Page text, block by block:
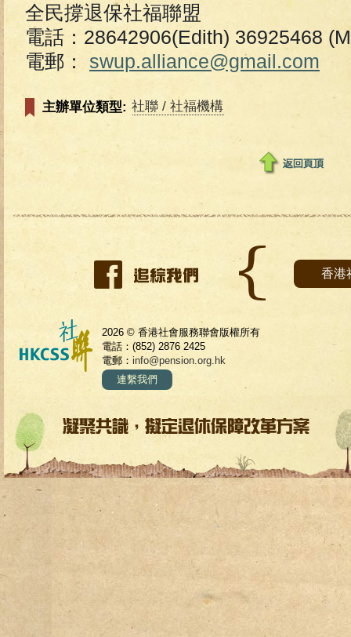
全民撐退保社福聯盟
電話：28642906(Edith) 36925468
電郵： swup.alliance@gmail.com
主辦單位類型: 社聯 / 社福機構
香港
2026 © 香港社會服務聯會版權所有
電話：(852) 2876 2425
電郵： info@pension.org.hk
連繫我們